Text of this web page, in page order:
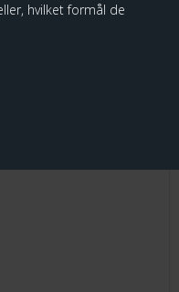
hvilket formål de
Ornament